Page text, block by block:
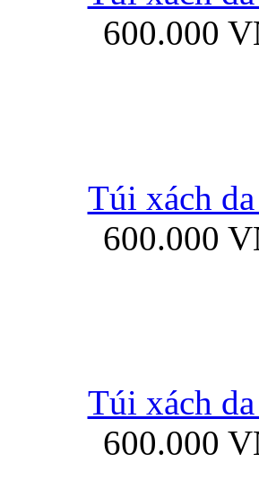
Bao da iPhone 5
600.000
Túi xách
600.000
Túi xách
600.000